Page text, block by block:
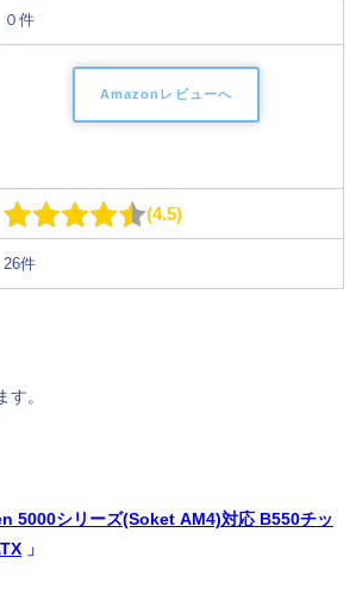
０件
Amazonレビューへ
4.5
26件
す。
5000シリーズ(Soket AM4)対応 B550チッ
」